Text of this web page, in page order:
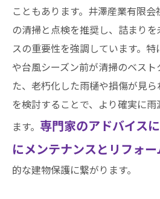
こともあります。井澤産業有限
の清掃と点検を推奨し、詰まり
スの重要性を強調しています。
や台風シーズン前が清掃のベスト
た、老朽化した雨樋や損傷が見
を検討することで、より確実に
ます。 専門家のアドバイス
にメンテナンスとリフォー
的な建物保護に繋がります。